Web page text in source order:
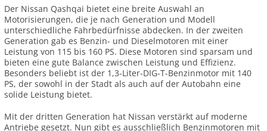
Der Nissan Qashqai bietet eine breite Auswahl an
Motorisierungen, die je nach Generation und Modell
unterschiedliche Fahrbedürfnisse abdecken. In der zweiten
Generation gab es Benzin- und Dieselmotoren mit einer
Leistung von 115 bis 160 PS. Diese Motoren sind sparsam und
bieten eine gute Balance zwischen Leistung und Effizienz.
Besonders beliebt ist der 1,3-Liter-DIG-T-Benzinmotor mit 140
PS, der sowohl in der Stadt als auch auf der Autobahn eine
solide Leistung bietet.
Mit der dritten Generation hat Nissan verstärkt auf moderne
Antriebe gesetzt. Nun gibt es ausschließlich Benzinmotoren mit